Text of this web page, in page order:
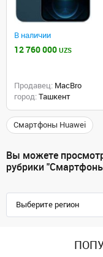
В наличии
12 760 000 UZS
Продавец: MacBro
город: Ташкент
Смартфоны Huawei
Вы можете
рубрики
Выберите регион